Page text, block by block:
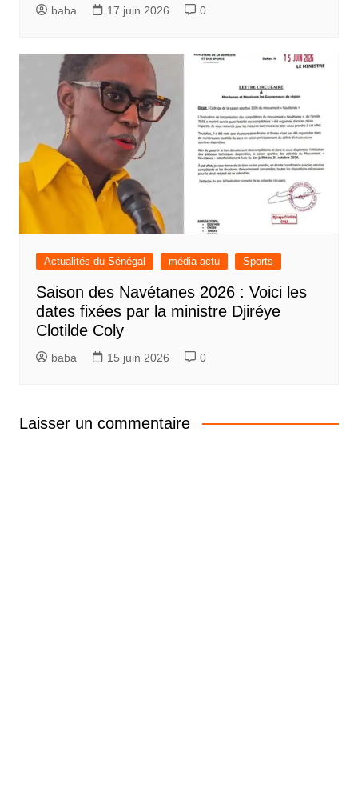
baba 17 juin 2026 0
Actualités du Sénégal média actu Sports
Saison des Navétanes 2026 : Voici les
dates fixées par la ministre Djiréye
Clotilde Coly
baba 15 juin 2026 0
Laisser un commentaire